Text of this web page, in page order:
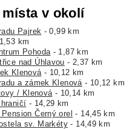
v okolí
Pajrek - 0,99 km
km
Pohoda - 1,87 km
nad Úhlavou - 2,37 km
Klenová - 10,12 km
a zámek Klenová - 10,12 km
/ Klenová - 10,14 km
- 14,29 km
Černý orel - 14,45 km
sv. Markéty - 14,49 km